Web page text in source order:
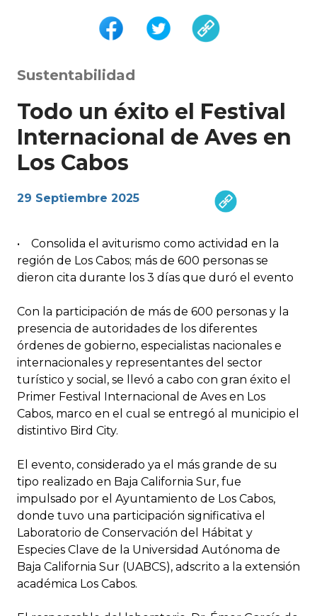
Sustentabilidad
Todo un éxito el Festival
Internacional de Aves en
Los Cabos
29 Septiembre 2025
• Consolida el aviturismo como actividad en la
región de Los Cabos; más de 600 personas se
dieron cita durante los 3 días que duró el evento
Con la participación de más de 600 personas y la
presencia de autoridades de los diferentes
órdenes de gobierno, especialistas nacionales e
internacionales y representantes del sector
turístico y social, se llevó a cabo con gran éxito el
Primer Festival Internacional de Aves en Los
Cabos, marco en el cual se entregó al municipio el
distintivo Bird City.
El evento, considerado ya el más grande de su
tipo realizado en Baja California Sur, fue
impulsado por el Ayuntamiento de Los Cabos,
donde tuvo una participación significativa el
Laboratorio de Conservación del Hábitat y
Especies Clave de la Universidad Autónoma de
Baja California Sur (UABCS), adscrito a la extensión
académica Los Cabos.